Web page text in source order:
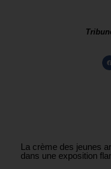
La crème des jeunes
dans une exposition